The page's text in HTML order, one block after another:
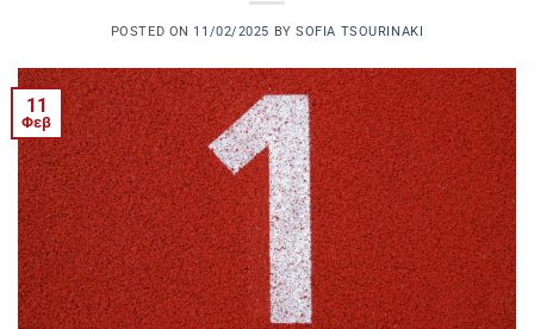
POSTED ON 11/02/2025 BYSOFIA TSOURINAKI
11
Φεβ